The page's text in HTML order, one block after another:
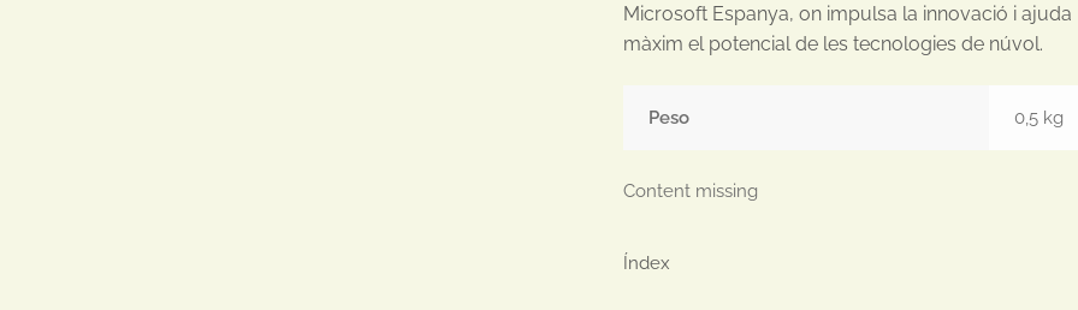
Microsoft Espanya, on impulsa la innovació i
màxim el potencial de les tecnologies de núvol.
Peso 0,5 kg
Content missing
Índex